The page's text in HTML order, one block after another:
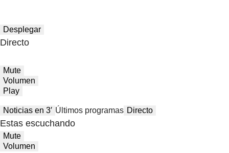
Desplegar
Directo
Mute
Volumen
Play
Noticias en 3′ Últimos programas Directo
Estas escuchando
Mute
Volumen